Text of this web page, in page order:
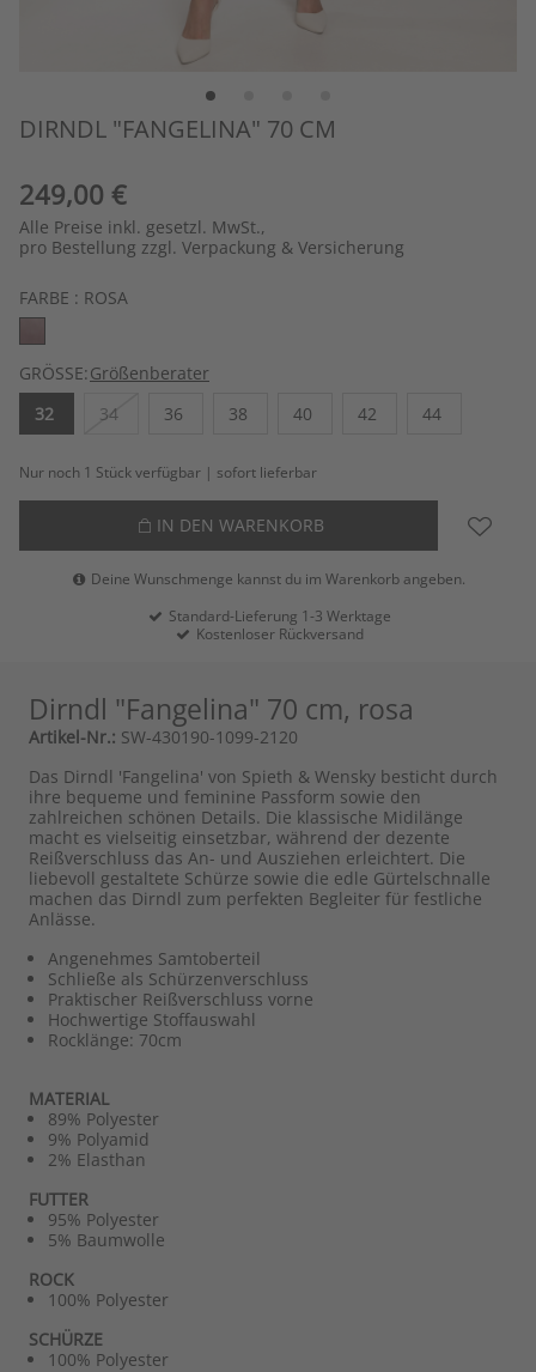
DIRNDL "FANGELINA" 70 CM
249,00 €
Alle Preise inkl. gesetzl. MwSt.,
pro Bestellung zzgl. Verpackung & Versicherung
FARBE : ROSA
GRÖSSE:Größenberater
32
34 36 38 40 42 44
Nur noch 1 Stück verfügbar | sofort lieferbar
IN DEN WARENKORB
Deine Wunschmenge kannst du im Warenkorb angeben.
Standard-Lieferung 1-3 Werktage
Kostenloser Rückversand
Dirndl "Fangelina" 70 cm, rosa
Artikel-Nr.: SW-430190-1099-2120
Das Dirndl 'Fangelina' von Spieth & Wensky besticht durch
ihre bequeme und feminine Passform sowie den
zahlreichen schönen Details. Die klassische Midilänge
macht es vielseitig einsetzbar, während der dezente
Reißverschluss das An- und Ausziehen erleichtert. Die
liebevoll gestaltete Schürze sowie die edle Gürtelschnalle
machen das Dirndl zum perfekten Begleiter für festliche
Anlässe.
Angenehmes Samtoberteil
Schließe als Schürzenverschluss
Praktischer Reißverschluss vorne
Hochwertige Stoffauswahl
Rocklänge: 70cm
MATERIAL
89% Polyester
9% Polyamid
2% Elasthan
FUTTER
95% Polyester
5% Baumwolle
ROCK
100% Polyester
SCHÜRZE
100% Polyester